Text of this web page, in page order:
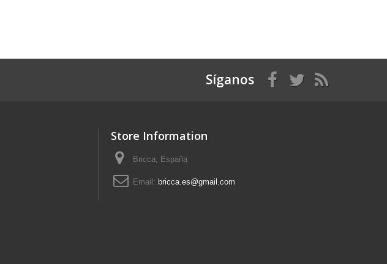
Síganos
Store Information
Bricca, España
Email: bricca.es@gmail.com